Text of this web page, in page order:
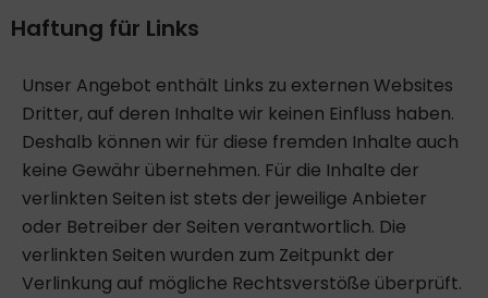
Haftung für Links
Unser Angebot enthält Links zu externen Websites
Dritter, auf deren Inhalte wir keinen Einfluss haben.
Deshalb können wir für diese fremden Inhalte auch
keine Gewähr übernehmen. Für die Inhalte der
verlinkten Seiten ist stets der jeweilige Anbieter
oder Betreiber der Seiten verantwortlich. Die
verlinkten Seiten wurden zum Zeitpunkt der
Verlinkung auf mögliche Rechtsverstöße überprüft.